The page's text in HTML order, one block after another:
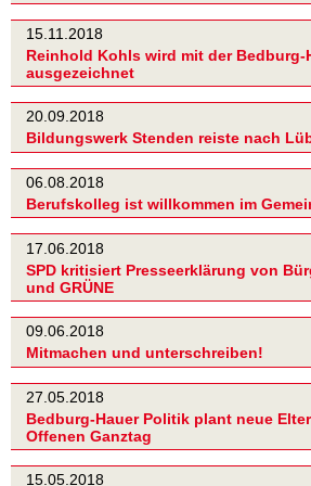
15.11.2018
Reinhold Kohls wird mit der Bedburg-
ausgezeichnet
20.09.2018
Bildungswerk Stenden reiste nach
06.08.2018
Berufskolleg ist willkommen im
17.06.2018
SPD kritisiert Presseerklärung von
und GRÜNE
09.06.2018
Mitmachen und unterschreiben!
27.05.2018
Bedburg-Hauer Politik plant neue
Offenen Ganztag
15.05.2018